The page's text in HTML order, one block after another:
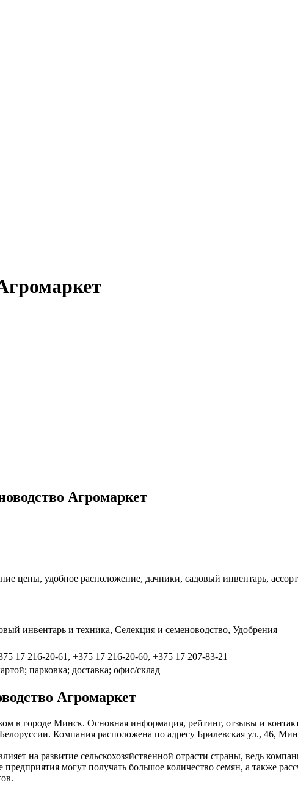
Агромаркет
цены, удобное расположение, дачники, садовый инвентарь,
инвентарь и техника, Селекция и семеноводство, Удобрения
17 216-20-61, +375 17 216-20-60, +375 17 207-83-21
парковка; доставка; офис/склад
Агромаркет
в городе Минск. Основная информация, рейтинг, отзывы и
Компания расположена по адресу Брилевская ул., 46,
на развитие сельскохозяйственной отрасти страны, ведь
могут получать большое количество семян, а также